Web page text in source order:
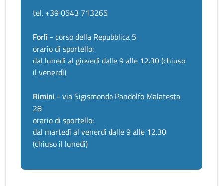
tel. +39 0543 713265
Forlì - corso della Repubblica 5
orario di sportello:
dal lunedì al giovedì dalle 9 alle 12.30 (chiuso
il venerdì)
Rimini - via Sigismondo Pandolfo Malatesta
28
orario di sportello:
dal martedì al venerdì dalle 9 alle 12.30
(chiuso il lunedì)